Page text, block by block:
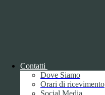
Contatti
Dove Siamo
Orari di ricevimento
Social Media